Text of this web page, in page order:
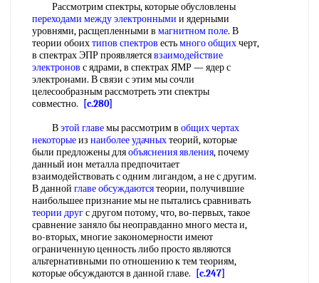
Рассмотрим спектры, которые обусловлены
переходами между электронными и ядерными
уровнями, расщепленными в магнитном поле. В
теории обоихтипов спектров естьмного общихчерт,
в спектрах ЭПР проявляетсявзаимодействие
электронов с ядрами, в спектрах ЯМР — ядер с
электронами. В связи с этим мы сочли
целесообразным рассмотреть эти спектры
совместно.
[c.280]
Вэтой главемы рассмотрим в общих чертах
некоторыеиз наиболее удачныхтеорий, которые
были предложены дляобъяснения явления, почему
данный ион металла предпочитает
взаимодействовать с одним лигандом, а не с другим.
В данной главе обсуждаютсятеории, получившие
наибольшее признание мы не пытались сравнивать
теории другс другом потому, что, во-первых, такое
сравнение заняло бы неоправданно много места и,
во-вторых, многие закономерности имеют
ограниченную ценность либо просто являются
альтернативными по отношению к тем теориям,
которые обсуждаются в данной главе.
[c.247]